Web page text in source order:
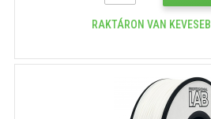
RAKTÁRON VAN